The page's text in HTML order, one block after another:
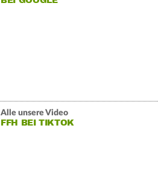
Alle unsere Video
FFH BEI TIKTOK